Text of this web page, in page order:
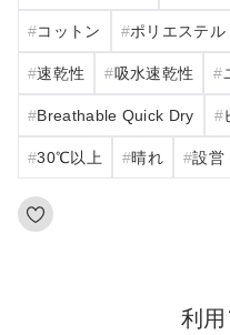
コットン ポリエステル
速乾性 吸水速乾性
Breathable Quick Dry
30℃以上 晴れ 設営
利